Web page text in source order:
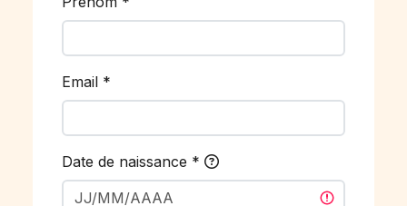
Email *
Date de naissance *